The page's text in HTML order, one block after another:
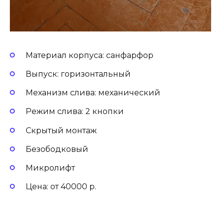
Материал корпуса: санфарфор
Выпуск: горизонтальный
Механизм слива: механический
Режим слива: 2 кнопки
Скрытый монтаж
Безободковый
Микролифт
Цена: от 40000 р.